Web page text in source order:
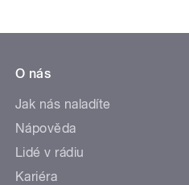
O nás
Jak nás naladíte
Nápověda
Lidé v rádiu
Kariéra